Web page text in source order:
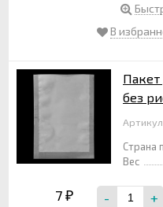
В
Пакет
без
Страна
Вес
7 ₽ - +